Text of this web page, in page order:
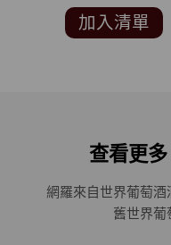
葡萄藤)
加入清單
查看更
網羅來自世界葡萄酒
舊世界葡